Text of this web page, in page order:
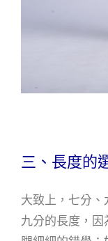
三、長度的
大致上，七分
九分的長度，